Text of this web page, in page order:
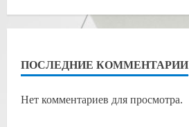
ПОСЛЕДНИЕ КОММЕНТАРИИ
Нет комментариев для просмотра.